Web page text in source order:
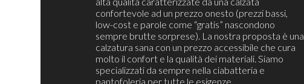
confortevole ad un prezzo onesto (prezzi bassi,
low-cost e parole come “gratis” nascondono
sempre brutte sorprese). La nostra proposta è una
calzatura sana con un prezzo accessibile che cura
molto il confort e la qualità dei materiali. Siamo
specializzati da sempre nella ciabatteria e
pantofoleria per tutte le esigenze.